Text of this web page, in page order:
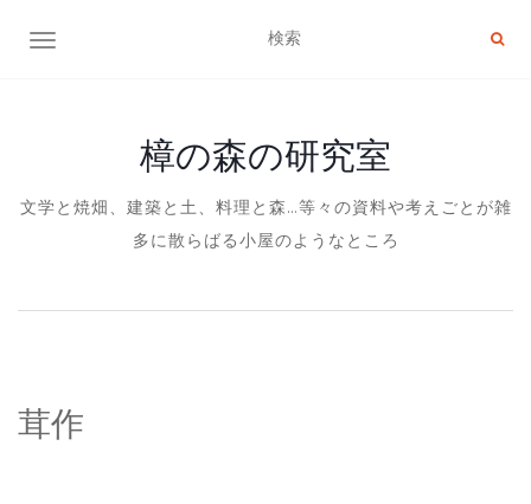
ナビゲーション切り替え
樟の森の研究室
文学と焼畑、建築と土、料理と森…等々の資料や考えごとが雑
多に散らばる小屋のようなところ
茸作